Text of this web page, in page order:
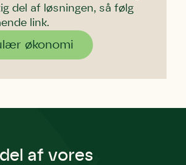
del af løsningen, så følg
link.
økonomi
af vores